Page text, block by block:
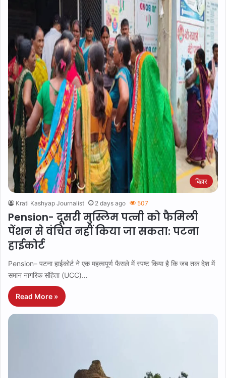
बिहार
Krati Kashyap Journalist 2 days ago 507
Pension- दूसरी मुस्लिम पत्नी को फैमिली
पेंशन से वंचित नहीं किया जा सकता: पटना
हाईकोर्ट
Pension– पटना हाईकोर्ट ने एक महत्वपूर्ण फैसले में स्पष्ट किया है कि जब तक देश में
समान नागरिक संहिता (UCC)…
Read More »